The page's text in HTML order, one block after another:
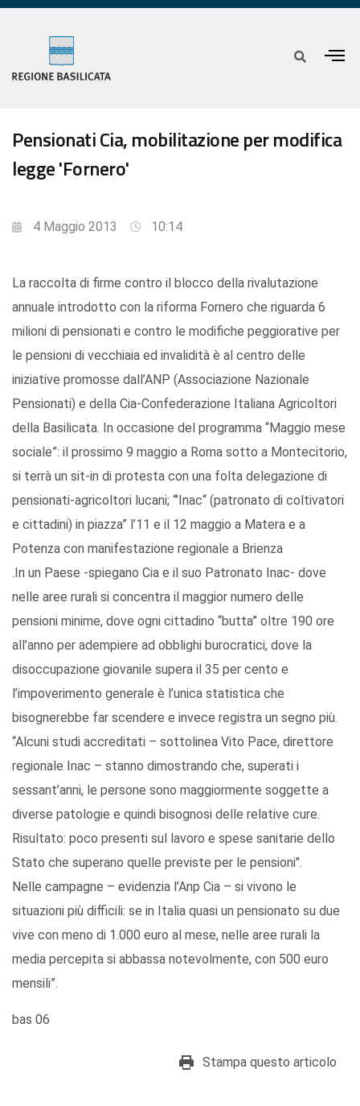
Pensionati Cia, mobilitazione per modifica
legge 'Fornero'
4 Maggio 2013 10:14
La raccolta di firme contro il blocco della rivalutazione
annuale introdotto con la riforma Fornero che riguarda 6
milioni di pensionati e contro le modifiche peggiorative per
le pensioni di vecchiaia ed invalidità è al centro delle
iniziative promosse dall’ANP (Associazione Nazionale
Pensionati) e della Cia-Confederazione Italiana Agricoltori
della Basilicata. In occasione del programma “Maggio mese
sociale”: il prossimo 9 maggio a Roma sotto a Montecitorio,
si terrà un sit-in di protesta con una folta delegazione di
pensionati-agricoltori lucani; “’Inac“ (patronato di coltivatori
e cittadini) in piazza” l’11 e il 12 maggio a Matera e a
Potenza con manifestazione regionale a Brienza
.In un Paese -spiegano Cia e il suo Patronato Inac- dove
nelle aree rurali si concentra il maggior numero delle
pensioni minime, dove ogni cittadino “butta” oltre 190 ore
all’anno per adempiere ad obblighi burocratici, dove la
disoccupazione giovanile supera il 35 per cento e
l’impoverimento generale è l’unica statistica che
bisognerebbe far scendere e invece registra un segno più.
“Alcuni studi accreditati – sottolinea Vito Pace, direttore
regionale Inac – stanno dimostrando che, superati i
sessant’anni, le persone sono maggiormente soggette a
diverse patologie e quindi bisognosi delle relative cure.
Risultato: poco presenti sul lavoro e spese sanitarie dello
Stato che superano quelle previste per le pensioni".
Nelle campagne – evidenzia l’Anp Cia – si vivono le
situazioni più difficili: se in Italia quasi un pensionato su due
vive con meno di 1.000 euro al mese, nelle aree rurali la
media percepita si abbassa notevolmente, con 500 euro
mensili”.
bas 06
Stampa questo articolo